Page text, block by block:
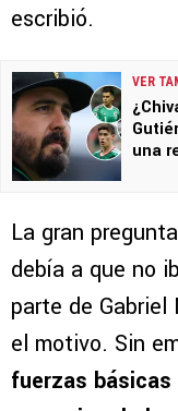
escribió.
VER
una
La gran
debía a que no
parte de
el motivo. Sin
fuerzas básicas